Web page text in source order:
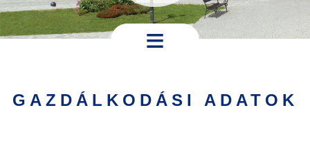
Települési
GAZDÁLKODÁSI ADATOK